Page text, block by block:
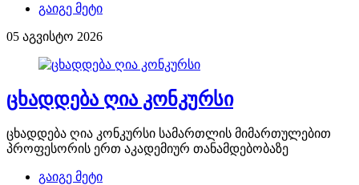
გაიგე მეტი
05 აგვისტო 2026
ცხადდება ღია კონკურსი
ცხადდება ღია კონკურსი სამართლის მიმართულებით
პროფესორის ერთ აკადემიურ თანამდებობაზე
გაიგე მეტი